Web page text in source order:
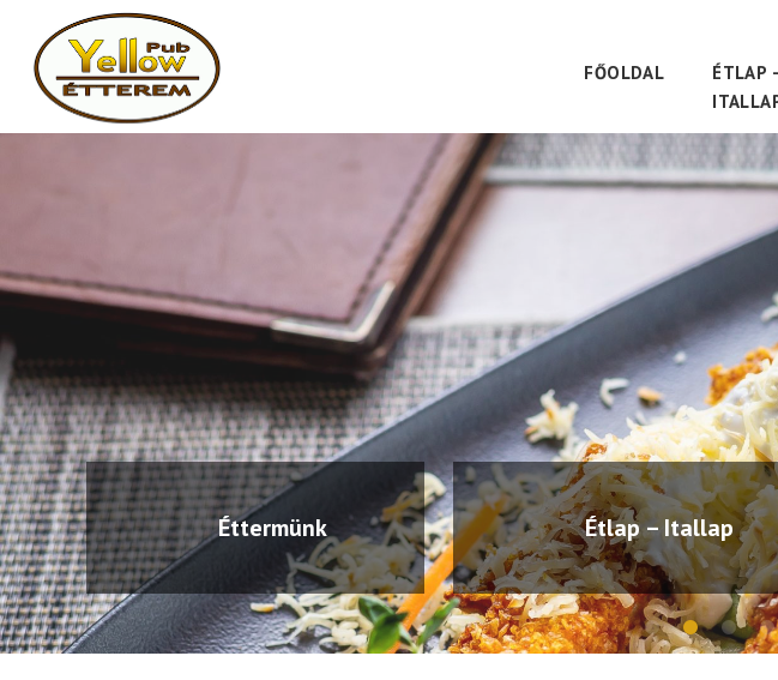
FŐOLDAL
ÉTLAP
Éttermünk Étlap – Itallap